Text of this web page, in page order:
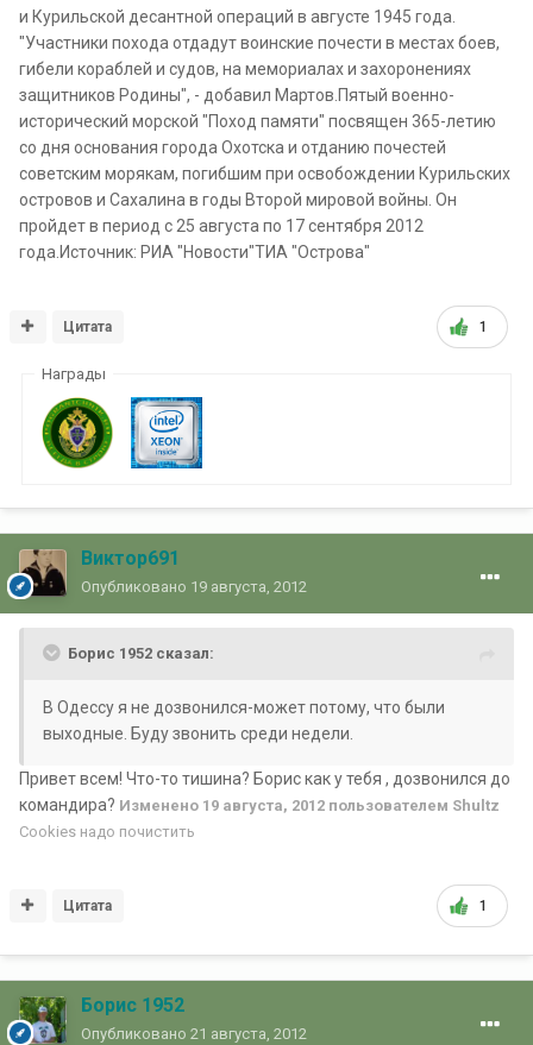
и Курильской десантной операций в августе 1945 года.
"Участники похода отдадут воинские почести в местах боев,
гибели кораблей и судов, на мемориалах и захоронениях
защитников Родины", - добавил Мартов.Пятый военно-
исторический морской "Поход памяти" посвящен 365-летию
со дня основания города Охотска и отданию почестей
советским морякам, погибшим при освобождении Курильских
островов и Сахалина в годы Второй мировой войны. Он
пройдет в период с 25 августа по 17 сентября 2012
года.Источник: РИА "Новости"ТИА "Острова"
1
Цитата
Награды
Виктор691
Опубликовано 19 августа, 2012
Борис 1952 сказал:
В Одессу я не дозвонился-может потому, что были
выходные. Буду звонить среди недели.
Привет всем! Что-то тишина? Борис как у тебя , дозвонился до
командира? Изменено 19 августа, 2012 пользователем Shultz
Cookies надо почистить
1
Цитата
Борис 1952
Опубликовано 21 августа, 2012